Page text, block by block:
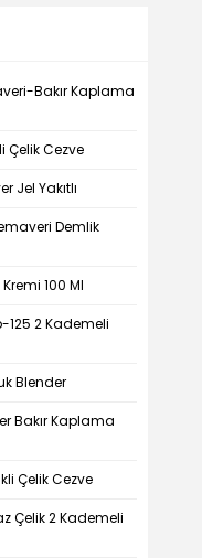
Bakır Kaplama
Çelik Cezve
Jel Yakıtlı
Demlik
100 Ml
125 2 Kademeli
Blender
Bakır Kaplama
Çelik Cezve
Çelik 2 Kademeli